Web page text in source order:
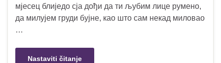
мјесец блиједо сја дођи да ти љубим лице румено,
да милујем груди бујне, као што сам некад миловао
…
Nastaviti čitanje